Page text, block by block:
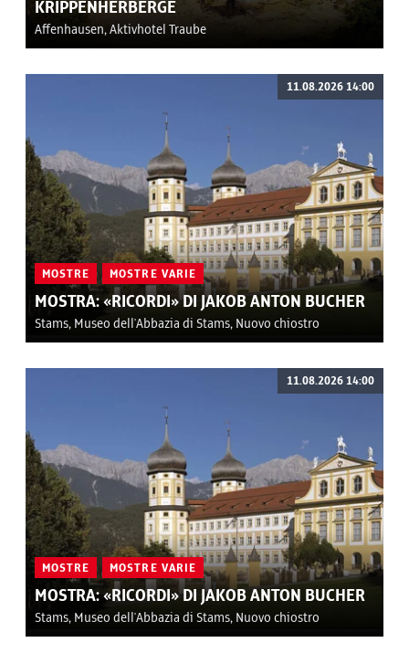
KRIPPENHERBERGE
Affenhausen, Aktivhotel Traube
MOSTRE MOSTRE VARIE
MOSTRA: «RICORDI» DI JAKOB ANTON BUCHER
Stams, Museo dell'Abbazia di Stams, Nuovo chiostro
11.08.2026 14:00
MOSTRE MOSTRE VARIE
MOSTRA: «RICORDI» DI JAKOB ANTON BUCHER
Stams, Museo dell'Abbazia di Stams, Nuovo chiostro
11.08.2026 14:00